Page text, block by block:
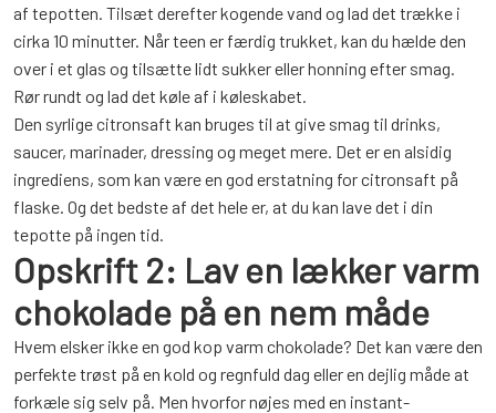
af tepotten. Tilsæt derefter kogende vand og lad det trække i
cirka 10 minutter. Når teen er færdig trukket, kan du hælde den
over i et glas og tilsætte lidt sukker eller honning efter smag.
Rør rundt og lad det køle af i køleskabet.
Den syrlige citronsaft kan bruges til at give smag til drinks,
saucer, marinader, dressing og meget mere. Det er en alsidig
ingrediens, som kan være en god erstatning for citronsaft på
flaske. Og det bedste af det hele er, at du kan lave det i din
tepotte på ingen tid.
Opskrift 2: Lav en lækker varm
chokolade på en nem måde
Hvem elsker ikke en god kop varm chokolade? Det kan være den
perfekte trøst på en kold og regnfuld dag eller en dejlig måde at
forkæle sig selv på. Men hvorfor nøjes med en instant-